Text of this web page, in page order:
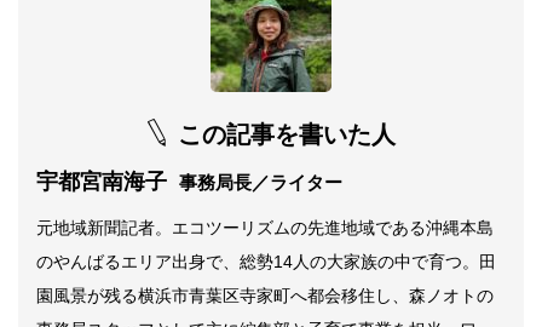
この記事を書いた人
宇都宮南海子 事務局長／ライター
元地域新聞記者。エコツーリズムの先進地域である沖縄本島
のやんばるエリア出身で、総勢14人の大家族の中で育つ。田
園風景が残る横浜市青葉区寺家町へ都会移住し、森ノオトの